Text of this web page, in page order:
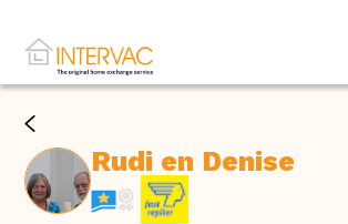
Rudi en Denise